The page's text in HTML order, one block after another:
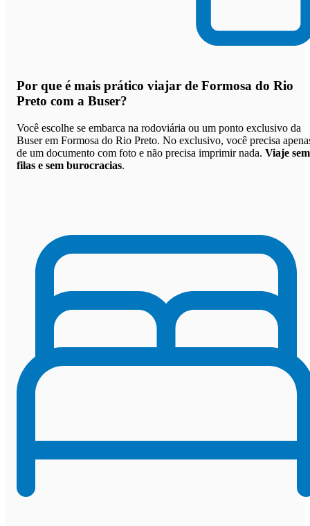
Por que é mais prático viajar de Formosa do Rio
Preto com a Buser?
Você escolhe se embarca na rodoviária ou um ponto exclusivo da
Buser em Formosa do Rio Preto. No exclusivo, você precisa
de um documento com foto e não precisa imprimir nada. Viaje sem
filas e sem burocracias.